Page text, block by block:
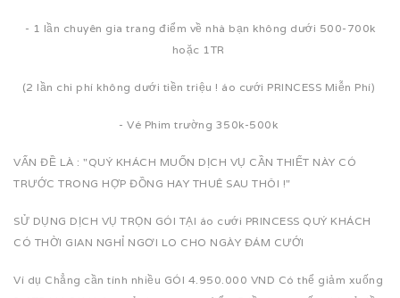
- 1 lần chuyên gia trang điểm về nhà bạn không dưới 500-700k
hoặc 1TR
(2 lần chi phí không dưới tiền triệu ! áo cưới PRINCESS Miễn Phí)
- Vé Phim trường 350k-500k
VẤN ĐỀ LÀ : "QUÝ KHÁCH MUỐN DỊCH VỤ CẦN THIẾT NÀY CÓ
TRƯỚC TRONG HỢP ĐỒNG HAY THUÊ SAU THÔI !"
SỬ DỤNG DỊCH VỤ TRỌN GÓI TẠI áo cưới PRINCESS QUÝ KHÁCH
CÓ THỜI GIAN NGHỈ NGƠI LO CHO NGÀY ĐÁM CƯỚI
Ví dụ Chẳng cần tính nhiều GÓI 4.950.000 VND Có thể giảm xuống